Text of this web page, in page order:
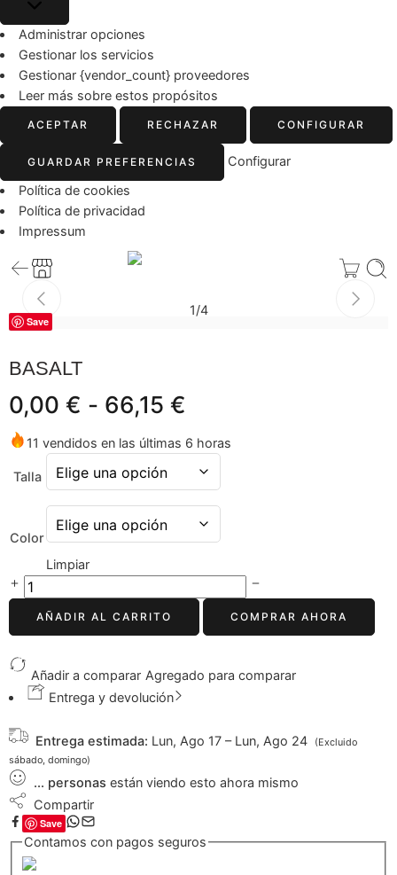
Administrar opciones
Gestionar los servicios
Gestionar {vendor_count} proveedores
Leer más sobre estos propósitos
ACEPTAR RECHAZAR CONFIGURAR
GUARDAR PREFERENCIAS
Configurar
Política de cookies
Política de privacidad
Impressum
Save
1/4
BASALT
0,00 € - 66,15 €
11 vendidos en las últimas 6 horas
Talla
Color
Limpiar
AÑADIR AL CARRITO COMPRAR AHORA
Añadir a comparar Agregado para comparar
Entrega y devolución
Entrega estimada: Lun, Ago 17 – Lun, Ago 24
(Excluido
sábado, domingo)
... personas están viendo esto ahora mismo
Compartir
Save
Contamos con pagos seguros